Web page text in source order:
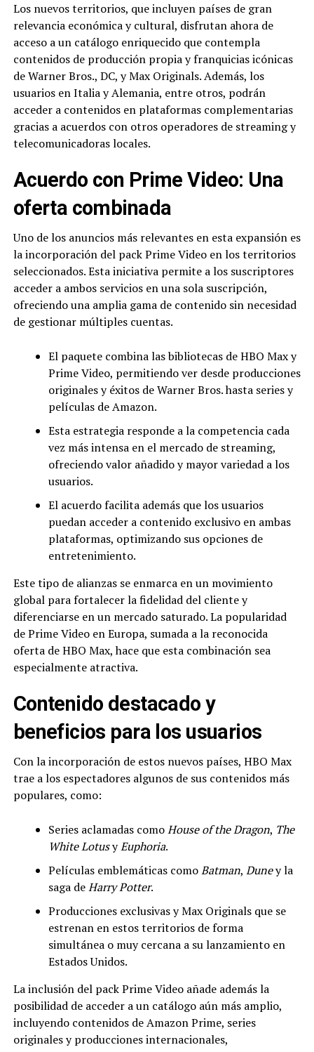
Los nuevos territorios, que incluyen países de gran
relevancia económica y cultural, disfrutan ahora de
acceso a un catálogo enriquecido que contempla
contenidos de producción propia y franquicias icónicas
de Warner Bros., DC, y Max Originals. Además, los
usuarios en Italia y Alemania, entre otros, podrán
acceder a contenidos en plataformas complementarias
gracias a acuerdos con otros operadores de streaming y
telecomunicadoras locales.
Acuerdo con Prime Video: Una
oferta combinada
Uno de los anuncios más relevantes en esta expansión es
la incorporación del pack Prime Video en los territorios
seleccionados. Esta iniciativa permite a los suscriptores
acceder a ambos servicios en una sola suscripción,
ofreciendo una amplia gama de contenido sin necesidad
de gestionar múltiples cuentas.
El paquete combina las bibliotecas de HBO Max y
Prime Video, permitiendo ver desde producciones
originales y éxitos de Warner Bros. hasta series y
películas de Amazon.
Esta estrategia responde a la competencia cada
vez más intensa en el mercado de streaming,
ofreciendo valor añadido y mayor variedad a los
usuarios.
El acuerdo facilita además que los usuarios
puedan acceder a contenido exclusivo en ambas
plataformas, optimizando sus opciones de
entretenimiento.
Este tipo de alianzas se enmarca en un movimiento
global para fortalecer la fidelidad del cliente y
diferenciarse en un mercado saturado. La popularidad
de Prime Video en Europa, sumada a la reconocida
oferta de HBO Max, hace que esta combinación sea
especialmente atractiva.
Contenido destacado y
beneficios para los usuarios
Con la incorporación de estos nuevos países, HBO Max
trae a los espectadores algunos de sus contenidos más
populares, como:
Series aclamadas comoHouse of the Dragon, The
White LotusyEuphoria.
Películas emblemáticas comoBatman, Duney la
saga deHarry Potter.
Producciones exclusivas y Max Originals que se
estrenan en estos territorios de forma
simultánea o muy cercana a su lanzamiento en
Estados Unidos.
La inclusión del pack Prime Video añade además la
posibilidad de acceder a un catálogo aún más amplio,
incluyendo contenidos de Amazon Prime, series
originales y producciones internacionales,